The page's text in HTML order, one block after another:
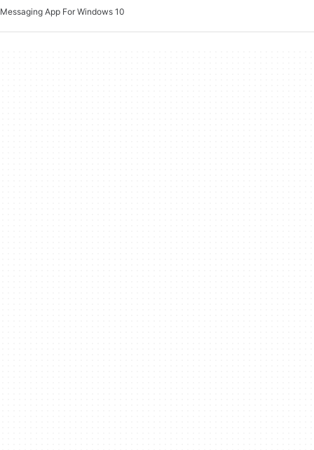
Messaging App For Windows 10